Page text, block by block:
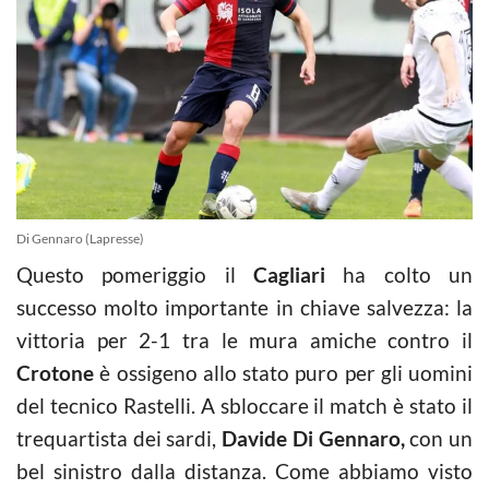
Di Gennaro (Lapresse)
Questo pomeriggio il Cagliari ha colto un
successo molto importante in chiave salvezza: la
vittoria per 2-1 tra le mura amiche contro il
Crotoneè ossigeno allo stato puro per gli uomini
del tecnico Rastelli. A sbloccare il match è stato il
trequartista dei sardi, Davide Di Gennaro,con un
bel sinistro dalla distanza. Come abbiamo visto